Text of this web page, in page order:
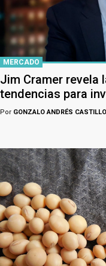
MERCADO
Jim Cramer revela
tendencias para
Por GONZALO ANDRÉS CASTILLO